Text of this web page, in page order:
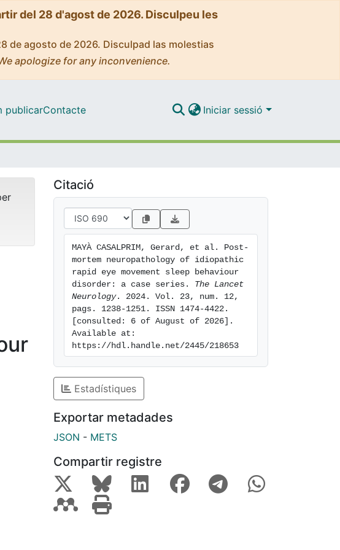
del 28 d'agost de 2026. Disculpeu les
de agosto de 2026. Disculpad las molestias
apologize for any inconvenience.
publicarContacte Iniciar sessió
Citació
MAYÀ CASALPRIM, Gerard, et al. Post-
mortem neuropathology of idiopathic
rapid eye movement sleep behaviour
disorder: a case series. The Lancet
Neurology. 2024. Vol. 23, num. 12,
pags. 1238-1251. ISSN 1474-4422.
[consulted: 6 of August of 2026].
Available at:
https://hdl.handle.net/2445/218653
Estadístiques
Exportar metadades
JSON - METS
Compartir registre